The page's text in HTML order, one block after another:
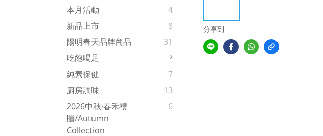
本月活動
4
新品上市
8
陽明春天品牌商品
31
吃飽喝足
純素保健
7
廚房調味
13
2026中秋·春禾禮
贈/Autumn
Collection
6
分享到